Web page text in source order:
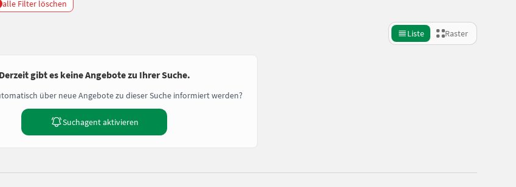
alle Filter löschen
Liste Raster
Derzeit gibt es keine Angebote zu Ihrer Suche.
über neue Angebote zu dieser Suche informiert werden?
Suchagent aktivieren